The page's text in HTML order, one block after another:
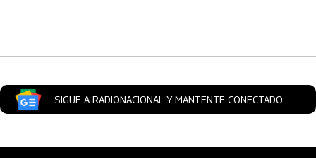
SIGUE A RADIONACIONAL Y MANTENTE CONECTADO